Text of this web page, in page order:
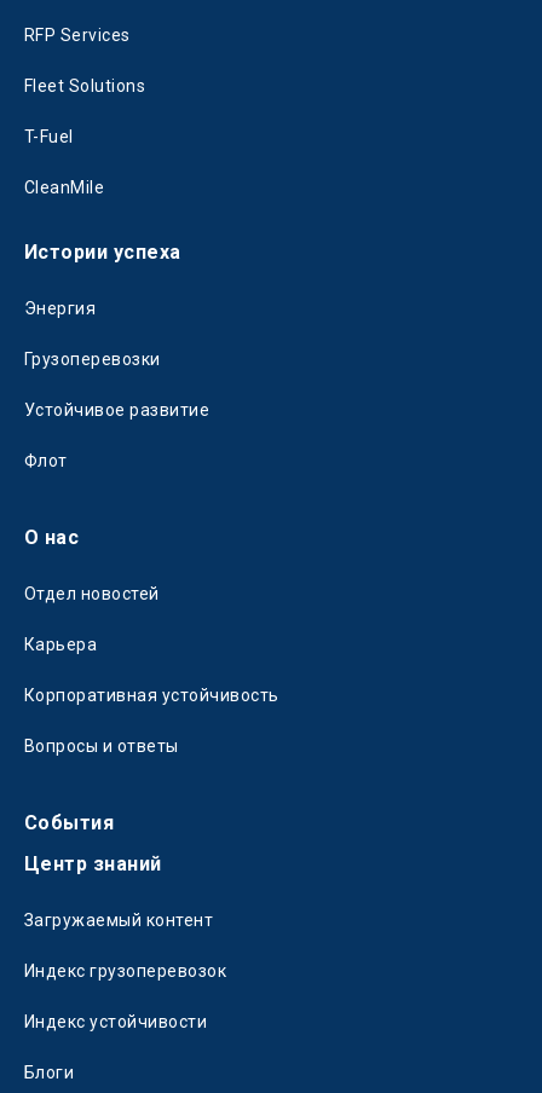
RFP Services
Fleet Solutions
T-Fuel
CleanMile
Истории успеха
Энергия
Грузоперевозки
Устойчивое развитие
Флот
О нас
Отдел новостей
Карьера
Корпоративная устойчивость
Вопросы и ответы
События
Центр знаний
Загружаемый контент
Индекс грузоперевозок
Индекс устойчивости
Блоги